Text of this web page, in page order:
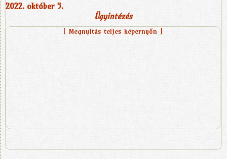
2022. október 5.
Ügyintézés
[ Megnyitás teljes képernyőn ]